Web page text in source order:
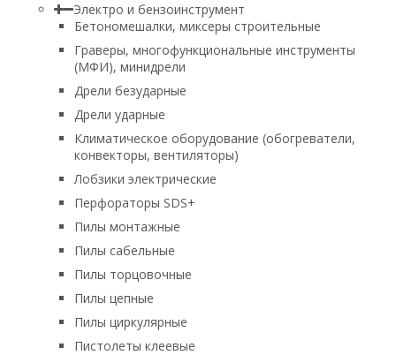
Электро и бензоинструмент
Бетономешалки, миксеры строительные
Граверы, многофункциональные инструменты
(МФИ), минидрели
Дрели безударные
Дрели ударные
Климатическое оборудование (обогреватели,
конвекторы, вентиляторы)
Лобзики электрические
Перфораторы SDS+
Пилы монтажные
Пилы сабельные
Пилы торцовочные
Пилы цепные
Пилы циркулярные
Пистолеты клеевые